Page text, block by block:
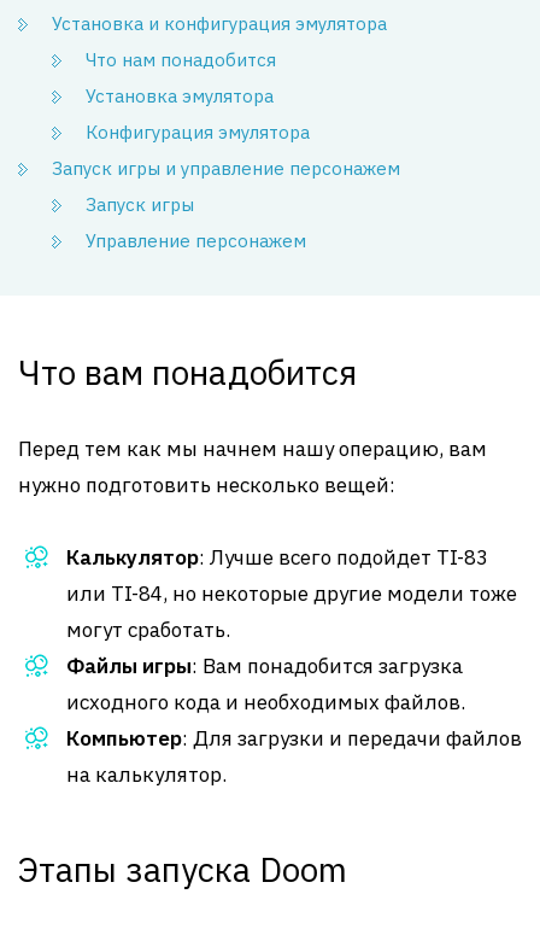
Установка и конфигурация эмулятора
Что нам понадобится
Установка эмулятора
Конфигурация эмулятора
Запуск игры и управление персонажем
Запуск игры
Управление персонажем
Что вам понадобится
Перед тем как мы начнем нашу операцию, вам
нужно подготовить несколько вещей:
Калькулятор: Лучше всего подойдет TI-83
или TI-84, но некоторые другие модели тоже
могут сработать.
Файлы игры: Вам понадобится загрузка
исходного кода и необходимых файлов.
Компьютер: Для загрузки и передачи файлов
на калькулятор.
Этапы запуска Doom